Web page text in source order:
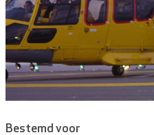
Bestemd voor